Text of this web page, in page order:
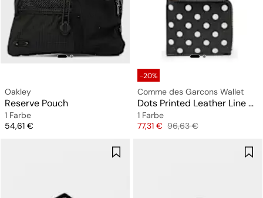
Oakley
Reserve Pouch
1 Farbe
Preis
54,61 €
-20%
Comme des Garcons Wallet
Dots Printed Leather Line black
1 Farbe
Preis
77,31 € Originalpreis
96,63 €